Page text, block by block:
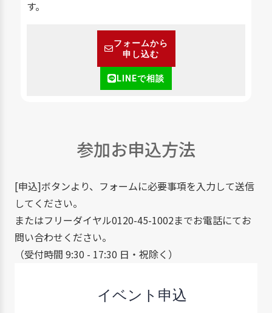
す。
フォームから
申し込む
LINEで相談
参加お申込方法
[申込]ボタンより、フォームに必要事項を入力して送信
してください。
またはフリーダイヤル0120-45-1002までお電話にてお
問い合わせください。
（受付時間 9:30 - 17:30 日・祝除く）
イベント申込